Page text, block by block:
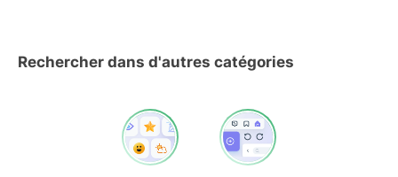
Rechercher dans d'autres catégories